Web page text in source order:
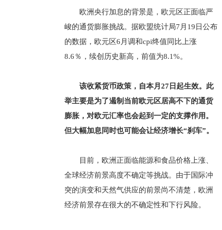
欧洲央行加息的背景是，欧元区正面临严
峻的通货膨胀挑战。据欧盟统计局7月19日公布
的数据，欧元区6月调和cpi终值同比上涨
8.6％，续创历史新高，前值为8.1%。
该收紧货币政策，自本月27日起生效。此
举主要是为了遏制当前欧元区居高不下的通货
膨胀，对欧元汇率也会起到一定的支撑作用。
但大幅加息同时也可能会让经济增长“刹车”。
目前，欧洲正面临能源和食品价格上涨、
全球经济前景高度不确定等挑战。由于国际冲
突的演变和天然气供应的前景尚不清楚，欧洲
经济前景存在很大的不确定性和下行风险。